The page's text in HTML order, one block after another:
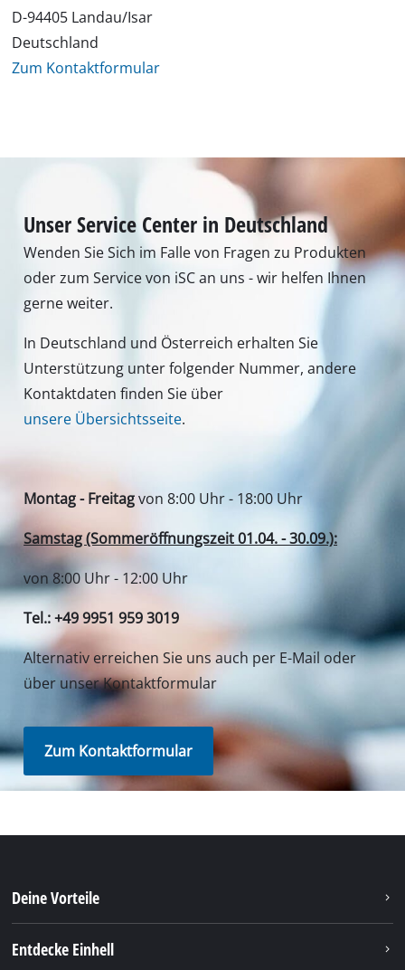
D-94405 Landau/Isar
Deutschland
Zum Kontaktformular
Unser Service Center in Deutschland
Wenden Sie Sich im Falle von Fragen zu Produkten
oder zum Service von iSC an uns - wir helfen Ihnen
gerne weiter.
In Deutschland und Österreich erhalten Sie
Unterstützung unter folgender Nummer, andere
Kontaktdaten finden Sie über
unsere Übersichtsseite.
Montag - Freitagvon 8:00 Uhr - 18:00 Uhr
Samstag (Sommeröffnungszeit 01.04. - 30.09.):
von 8:00 Uhr - 12:00 Uhr
Tel.: +49 9951 959 3019
Alternativ erreichen Sie uns auch per E-Mail oder
über unser Kontaktformular
Zum Kontaktformular
Deine Vorteile
Entdecke Einhell